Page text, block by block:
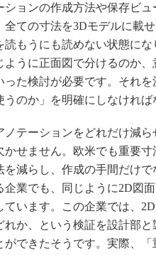
ョンの作成方法や保存ビュ
全ての寸法を3Dモデルに載
読もうにも読めない状態に
ように正面図で分けるのか
った検討が必要です。それ
うのか」を明確にしなければ
テーションをどれだけ減ら
かせません。欧米でも重要
を減らし、作成の手間だけ
企業でも、同じように2D図
ています。この企業では、
れか、という検証を設計部
ができたそうです。実際、